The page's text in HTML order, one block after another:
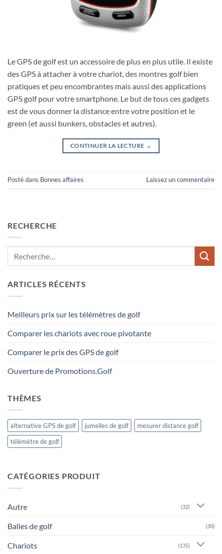
Le GPS de golf est un accessoire de plus en plus utile. Il existe
des GPS à attacher à votre chariot, des montres golf bien
pratiques et peu encombrantes mais aussi des applications
GPS golf pour votre smartphone. Le but de tous ces gadgets
est de vous donner la distance entre votre position et le
green (et aussi bunkers, obstacles et autres).
CONTINUER LA LECTURE →
Posté dans Bonnes affaires Laissez un commentaire
RECHERCHE
ARTICLES RÉCENTS
Meilleurs prix sur les télémètres de golf
Comparer les chariots avec roue pivotante
Comparer le prix des GPS de golf
Ouverture de Promotions.Golf
THÈMES
alternative GPS de golf jumelles de golf
mesurer distance golf
télémètre de golf
CATÉGORIES PRODUIT
Autre (32)
Balles de golf (30)
Chariots (135)